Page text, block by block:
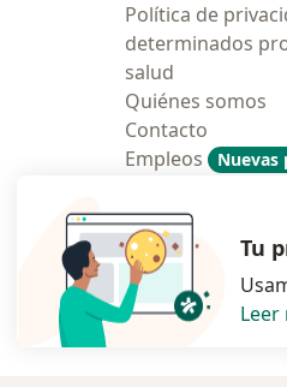
Política de
determinados
salud
Quiénes somos
Contacto
Empleos
Nuevas
Contratación
Tu
Leer